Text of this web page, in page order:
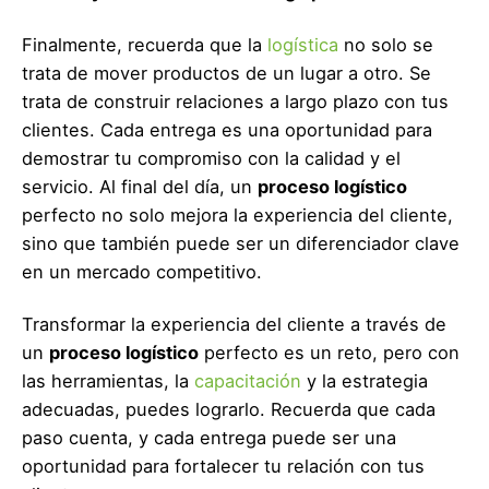
Finalmente, recuerda que la logística no solo se
trata de mover productos de un lugar a otro. Se
trata de construir relaciones a largo plazo con tus
clientes. Cada entrega es una oportunidad para
demostrar tu compromiso con la calidad y el
servicio. Al final del día, un proceso logístico
perfecto no solo mejora la experiencia del cliente,
sino que también puede ser un diferenciador clave
en un mercado competitivo.
Transformar la experiencia del cliente a través de
un proceso logístico perfecto es un reto, pero con
las herramientas, la capacitación y la estrategia
adecuadas, puedes lograrlo. Recuerda que cada
paso cuenta, y cada entrega puede ser una
oportunidad para fortalecer tu relación con tus